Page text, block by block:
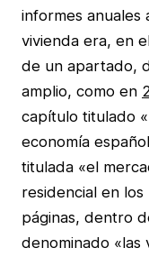
informes
vivienda era, en
de un apartado,
amplio, como en
capítulo titulado
economía
titulada «el
residencial en
páginas, dentro
denominado «las